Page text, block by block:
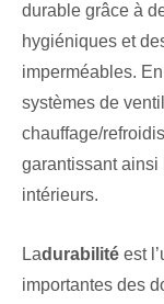
durable grâce à
hygiéniques et
imperméables.
systèmes de
chauffage/
garantissant ainsi
intérieurs.
Ladurabilité est
importantes des